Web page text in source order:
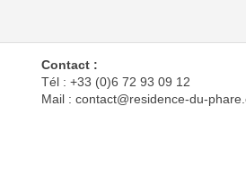
Contact :
Tél : +33 (0)6 72 93 09 12
Mail : contact@residence-du-